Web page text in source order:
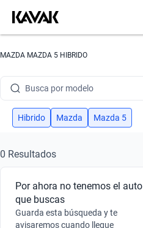
MAZDA MAZDA 5 HIBRIDO
Busca por modelo
Busca por versión
Busca por marca
Busca por modelo
Busca por versión
Hibrido Mazda Mazda 5
0 Resultados
Por ahora no tenemos el auto
que buscas
Guarda esta búsqueda y te
avisaremos cuando llegue